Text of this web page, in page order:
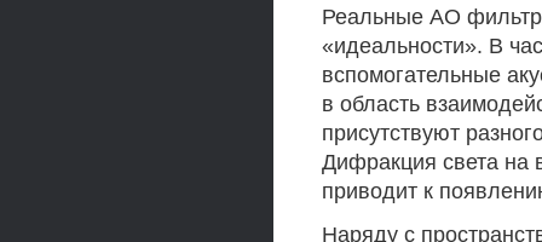
Реальные АО
«идеальности». В
вспомогательные
в область
присутствуют
Дифракция света на
приводит к
Наряду с